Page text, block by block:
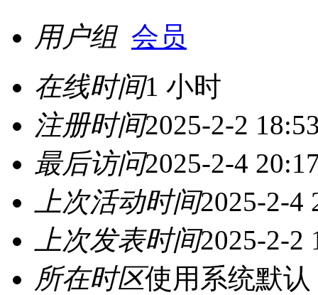
用户组 会员
在线时间1 小时
注册时间2025-2-2
最后访问2025-2-4
上次活动时间2025-2-4
上次发表时间2025-2-2
所在时区使用系统默认